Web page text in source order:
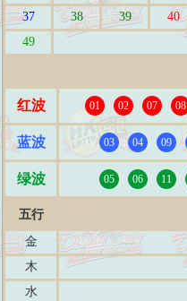
37
38 39 40
49
红波 01 02 07 08
蓝波 03 04 09
绿波 05 06 11
五行
金
木
水